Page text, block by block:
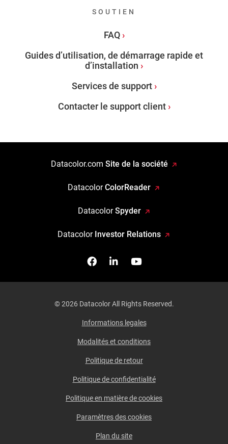
SOUTIEN
FAQ
Guides d’utilisation, de démarrage rapide et
d’installation
Services de support
Contacter le support client
Datacolor.com Site de la société
DatacolorColorReader
DatacolorSpyder
Datacolor Investor Relations
FacebookFollow us on Linkedin
Watch us on
© 2026 Datacolor All Rights Reserved.
Informations legales
Modalités et conditions
Politique de retour
Politique de confidentialité
Politique en matière de cookies
Paramètres des cookies
Plan du site